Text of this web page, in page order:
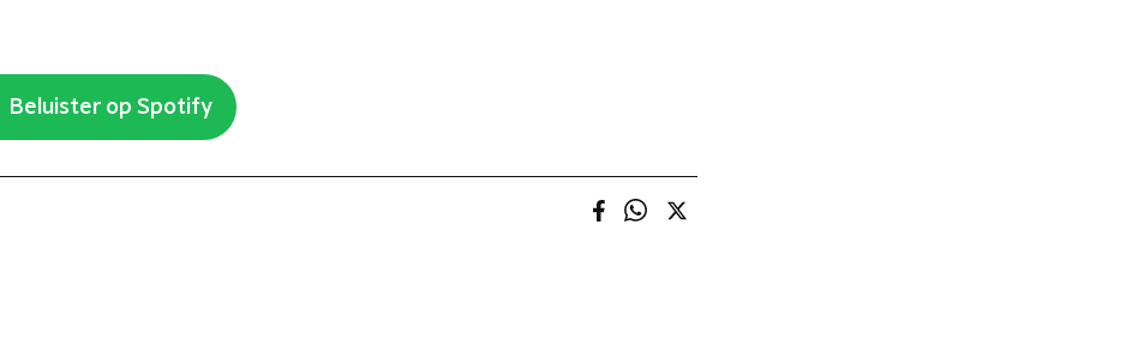
Beluister op Spotify